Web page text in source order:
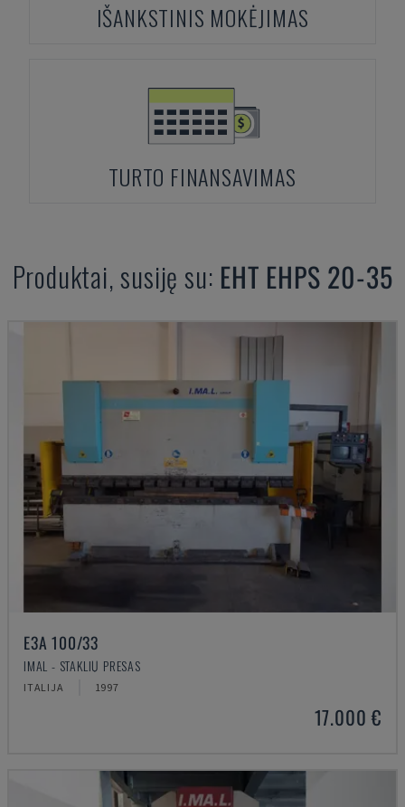
IŠANKSTINIS MOKĖJIMAS
TURTO FINANSAVIMAS
Produktai, susiję su: EHT EHPS 20-35
E3A 100/33
IMAL - STAKLIŲ PRESAS
ITALIJA 1997
17.000 €